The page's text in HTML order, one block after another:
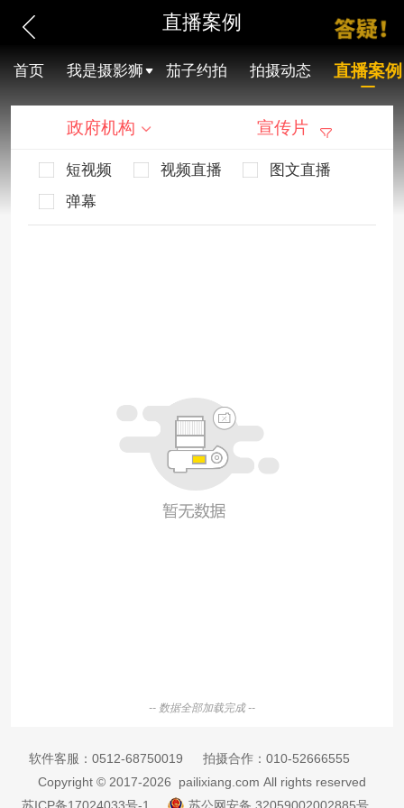
直播案例
首页 我是摄影狮 茄子约拍 拍摄动态 直播案例
政府机构 宣传片
短视频 视频直播
图文直播
弹幕
-- 数据全部加载完成 --
软件客服： 0512-68750019 拍摄合作： 010-52666555
Copyright © 2017-2026 pailixiang.com All rights reserved
苏ICP备17024033号-1
苏公网安备 32059002002885号